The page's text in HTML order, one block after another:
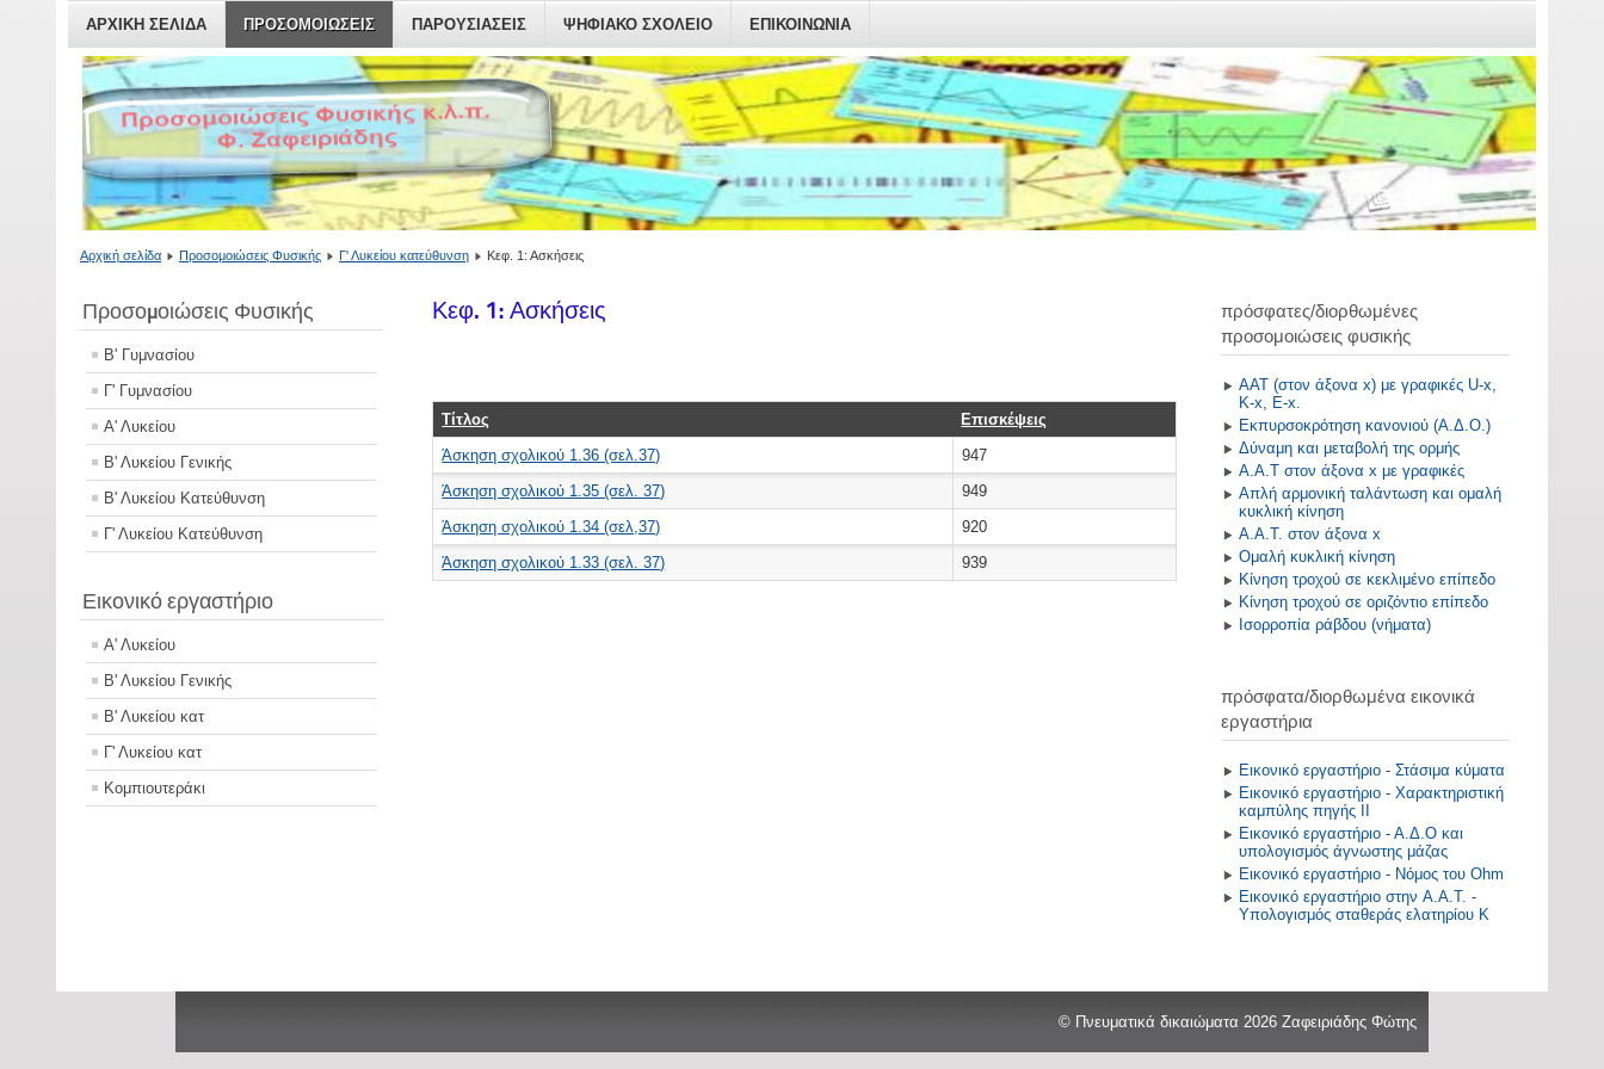
ΑΡΧΙΚΗ ΣΕΛΙΔΑ ΠΡΟΣΟΜΟΙΏΣΕΙΣ ΠΑΡΟΥΣΙΆΣΕΙΣ ΨΗΦΙΑΚΟ ΣΧΟΛΕΙΟ ΕΠΙΚΟΙΝΩΝΙΑ
Αρχική σελίδα Προσομοιώσεις Φυσικής Γ' Λυκείου κατεύθυνση Κεφ. 1: Ασκήσεις
Προσομοιώσεις Φυσικής
Β' Γυμνασίου
Γ' Γυμνασίου
Α' Λυκείου
Β' Λυκείου Γενικής
Β' Λυκείου Κατεύθυνση
Γ' Λυκείου Κατεύθυνση
Εικονικό εργαστήριο
Α' Λυκείου
Β' Λυκείου Γενικής
Β' Λυκείου κατ
Γ' Λυκείου κατ
Κομπιουτεράκι
Κεφ. 1: Ασκήσεις
Τίτλος
Επισκέψεις
Άσκηση σχολικού 1.36 (σελ.37)
947
Άσκηση σχολικού 1.35 (σελ. 37)
949
Άσκηση σχολικού 1.34 (σελ,37)
920
Άσκηση σχολικού 1.33 (σελ. 37)
939
πρόσφατες/διορθωμένες
προσομοιώσεις φυσικής
ΑΑΤ (στον άξονα x) με γραφικές U-x,
K-x, E-x.
Εκπυρσοκρότηση κανονιού (Α.Δ.Ο.)
Δύναμη και μεταβολή της ορμής
Α.Α.Τ στον άξονα x με γραφικές
Απλή αρμονική ταλάντωση και ομαλή
κυκλική κίνηση
A.A.T. στον άξονα x
Ομαλή κυκλική κίνηση
Κίνηση τροχού σε κεκλιμένο επίπεδο
Κίνηση τροχού σε οριζόντιο επίπεδο
Ισορροπία ράβδου (νήματα)
πρόσφατα/διορθωμένα εικονικά
εργαστήρια
Εικονικό εργαστήριο - Στάσιμα κύματα
Εικονικό εργαστήριο - Χαρακτηριστική
καμπύλης πηγής ΙΙ
Εικονικό εργαστήριο - Α.Δ.Ο και
υπολογισμός άγνωστης μάζας
Εικονικό εργαστήριο - Νόμος του Ohm
Εικονικό εργαστήριο στην A.A.T. -
Υπολογισμός σταθεράς ελατηρίου Κ
© Πνευματικά δικαιώματα 2026 Ζαφειριάδης Φώτης